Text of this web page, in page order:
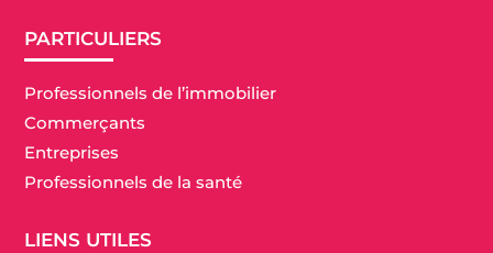
PARTICULIERS
Professionnels de l’immobilier
Commerçants
Entreprises
Professionnels de la santé
LIENS UTILES